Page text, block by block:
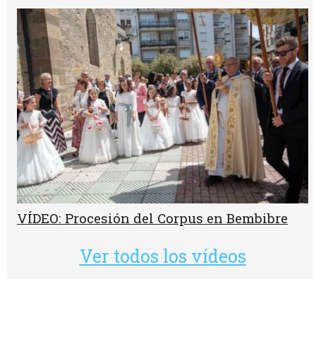
VÍDEO: Procesión del Corpus en Bembibre
Ver todos los vídeos